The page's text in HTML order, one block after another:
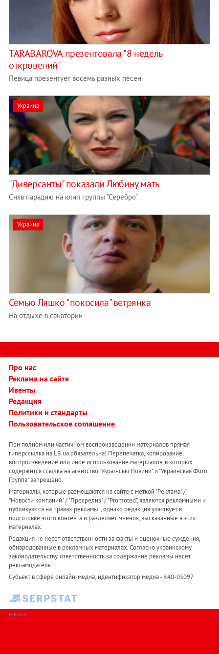
TARABAROVA презентовала "8 недель
откровений"
Певица презентует восемь разных песен
Украина
"Диверсанты" показали Любину мать
Сняв парадию на клип группы "Серебро"
Украина
Семью Ляшко "покосила" ветрянка
На отдыхе в санатории
Про нас
Реклама на сайте
Ивенты
Редакция
Политики и стандарты
Пользовательское соглашение
При полном или частичном воспроизведении материалов прямая
гиперссылка на LB.ua обязательна! Перепечатка, копирование,
воспроизведение или иное использование материалов, в которых
содержится ссылка на агентство "Українськi Новини" и "Украинская Фото
Группа" запрещено.
Материалы, которые размещаются на сайте с меткой "Реклама" /
"Новости компаний" / "Пресрелиз" / "Promoted", являются рекламными и
публикуются на правах рекламы. , однако редакция участвует в
подготовке этого контента и разделяет мнения, высказанные в этих
материалах.
Редакция не несет ответственности за факты и оценочные суждения,
обнародованные в рекламных материалах. Согласно украинскому
законодательству, ответственность за содержание рекламы несет
рекламодатель.
Субъект в сфере онлайн-медиа; идентификатор медиа - R40-05097
РЕКЛАМА